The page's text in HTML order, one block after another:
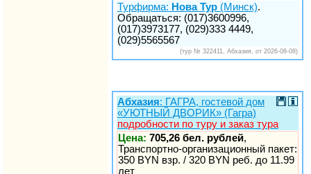
Турфирма: Нова Тур (Минск).
Обращаться: (017)3600996,
(017)3973177, (029)333 4449,
(029)5565567
(тур № 322411, Абхазия, от 2026-08-08)
Абхазия: ГАГРА, гостевой дом
«УЮТНЫЙ ДВОРИК» (Гагра)
подробности по туру и заказ тура
Цена: 705,26 бел. рублей,
Транспортно-организационный пакет:
350 BYN взр. / 320 BYN реб. до 11.99
лет